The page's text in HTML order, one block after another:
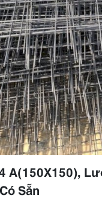
A(150X150),
Sẵn